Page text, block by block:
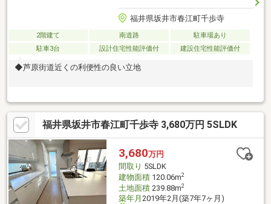
福井県坂井市春江町千歩寺
2階建て 南道路
駐車場あり
駐車3台
設計住宅性能評価付 建設住宅性能評価付
◆芦原街道近くの利便性の良い立地
福井県坂井市春江町千歩寺 3,680万円 5SLDK
3,680万円
間取り 5SLDK
建物面積120.06m2
土地面積239.88m2
築年月 2019年2月(築7年7ヶ月)